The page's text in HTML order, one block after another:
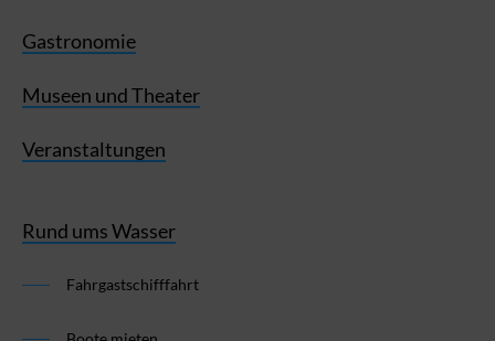
Gastronomie
Museen und Theater
Veranstaltungen
Rund ums Wasser
Fahrgastschifffahrt